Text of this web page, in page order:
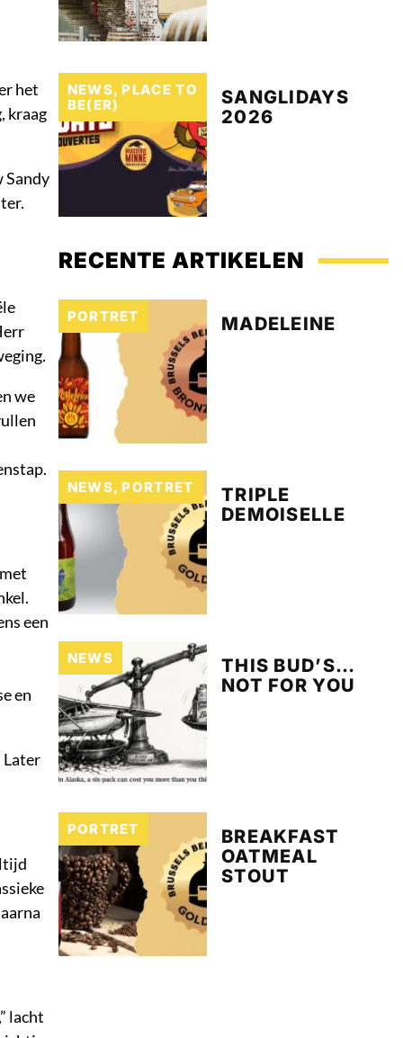
het
kraag
Sandy
we
een
en
Later
lacht
NEWS,PLACE TO
BE(ER)
SANGLIDAYS
2026
RECENTE ARTIKELEN
PORTRET MADELEINE
NEWS,PORTRET
TRIPLE
DEMOISELLE
NEWS
THIS BUD’S…
NOT FOR YOU
PORTRET
BREAKFAST
OATMEAL
STOUT